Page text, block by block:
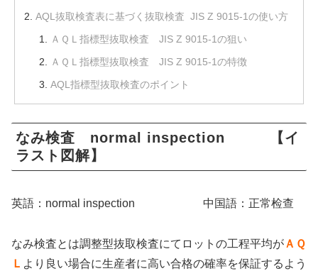
AQL抜取検査表に基づく抜取検査 JIS Z 9015-1の使い方
ＡＱＬ指標型抜取検査 JIS Z 9015-1の狙い
ＡＱＬ指標型抜取検査 JIS Z 9015-1の特徴
AQL指標型抜取検査のポイント
なみ検査 normal inspection 【イ
ラスト図解】
英語：normal inspection 中国語：正常检查
なみ検査とは調整型抜取検査にてロットの工程平均が ＡＱ
Ｌ より良い場合に生産者に高い合格の確率を保証するよう